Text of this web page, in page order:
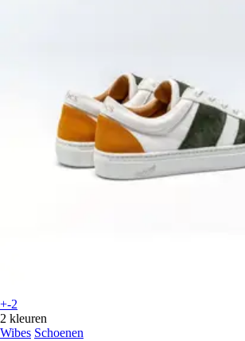
+-2
2 kleuren
Wibes Schoenen